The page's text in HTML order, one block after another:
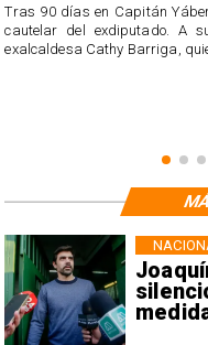
Tras 90 días en Capitán
cautelar del exdiputado. A
exalcaldesa Cathy Barriga,